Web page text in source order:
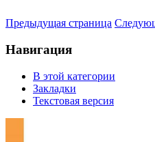
Предыдущая страница
Навигация
В этой категории
Закладки
Текстовая версия